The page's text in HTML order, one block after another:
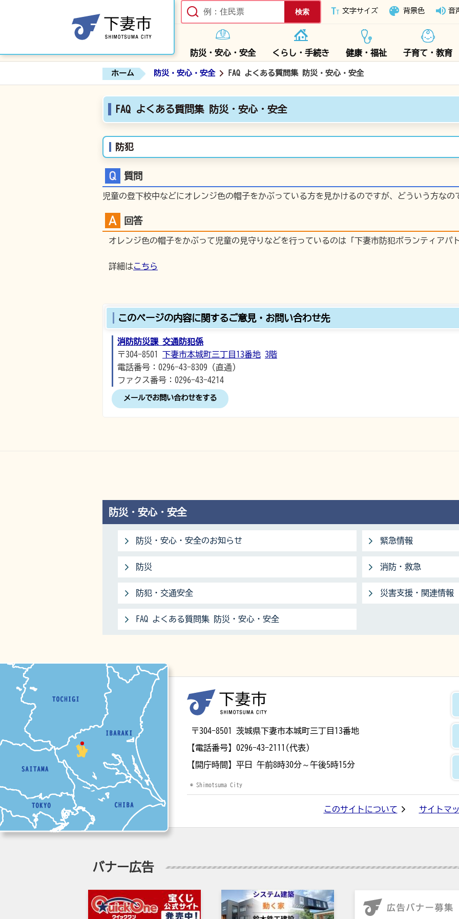
下妻市ホームページ
文字サイズ 背景色 音
防災・安心・安全 くらし・手続き 健康・福祉 子育て・教育
ホーム 防災・安心・安全 FAQ よくある質問集 防災・安心・安全
FAQ よくある質問集 防災・安心・安全
防犯
質問
児童の登下校中などにオレンジ色の帽子をかぶっている方を見かけるのですが、どういう方なの
回答
オレンジ色の帽子をかぶって児童の見守りなどを行っているのは「下妻市防犯ボランティアパ
詳細はこちら
このページの内容に関するご意見・お問い合わせ先
消防防災課 交通防犯係
〒304-8501 下妻市本城町三丁目13番地 3階
電話番号：0296-43-8309（直通）
ファクス番号：0296-43-4214
メールでお問い合わせをする
防災・安心・安全
防災・安心・安全のお知らせ 緊急情報
防災 消防・救急
防犯・交通安全 災害支援・関連情報
FAQ よくある質問集 防災・安心・安全
〒304-8501 茨城県下妻市本城町三丁目13番地
【電話番号】 0296-43-2111(代表)
【開庁時間】 平日 午前8時30分～午後5時15分
© Shimotsuma City
このサイトについて サイトマ
バナー広告